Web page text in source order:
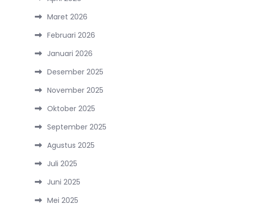
Maret 2026
Februari 2026
Januari 2026
Desember 2025
November 2025
Oktober 2025
September 2025
Agustus 2025
Juli 2025
Juni 2025
Mei 2025